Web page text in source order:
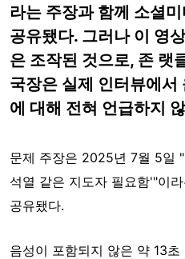
라는 주장과 함께 소셜
공유됐다. 그러나 이 영
은 조작된 것으로, 존
국장은 실제 인터뷰에서
에 대해 전혀 언급하지
문제 주장은 2025년 7월 5일
석열 같은 지도자 필요함'"이
공유됐다.
음성이 포함되지 않은 약 13초